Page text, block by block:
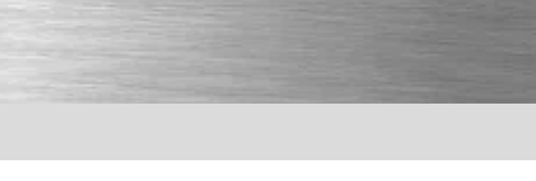
РТ905Ф3, РТ905Ф1
КОЛЕСОТОКАРНЫХ СТАНКОВ